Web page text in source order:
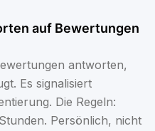
auf Bewertungen
antworten,
Es signalisiert
Die Regeln:
Persönlich, nicht